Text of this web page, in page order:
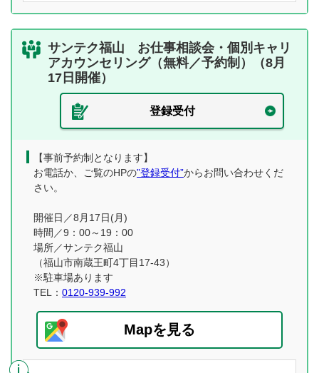
サンテク福山 お仕事相談会・個別キャリ
アカウンセリング（無料／予約制）（8月
17日開催）
登録受付
【事前予約制となります】
お電話か、ご覧のHPの”登録受付”からお問い合わせくだ
さい。
開催日／8月17日(月)
時間／9：00～19：00
場所／サンテク福山
（福山市南蔵王町4丁目17-43）
※駐車場あります
TEL： 0120-939-992
Mapを見る